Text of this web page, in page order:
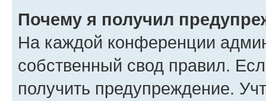
Почему я получил
На каждой конференции
собственный свод правил.
получить предупреждение.